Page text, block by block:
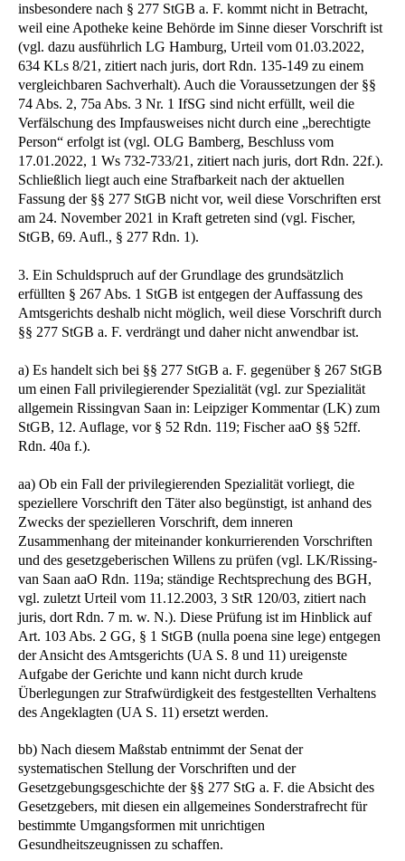
insbesondere nach § 277 StGB a. F. kommt nicht in Betracht,
weil eine Apotheke keine Behörde im Sinne dieser Vorschrift ist
(vgl. dazu ausführlich LG Hamburg, Urteil vom 01.03.2022,
634 KLs 8/21, zitiert nach juris, dort Rdn. 135-149 zu einem
vergleichbaren Sachverhalt). Auch die Voraussetzungen der §§
74 Abs. 2, 75a Abs. 3 Nr. 1 IfSG sind nicht erfüllt, weil die
Verfälschung des Impfausweises nicht durch eine „berechtigte
Person“ erfolgt ist (vgl. OLG Bamberg, Beschluss vom
17.01.2022, 1 Ws 732-733/21, zitiert nach juris, dort Rdn. 22f.).
Schließlich liegt auch eine Strafbarkeit nach der aktuellen
Fassung der §§ 277 StGB nicht vor, weil diese Vorschriften erst
am 24. November 2021 in Kraft getreten sind (vgl. Fischer,
StGB, 69. Aufl., § 277 Rdn. 1).
3. Ein Schuldspruch auf der Grundlage des grundsätzlich
erfüllten § 267 Abs. 1 StGB ist entgegen der Auffassung des
Amtsgerichts deshalb nicht möglich, weil diese Vorschrift durch
§§ 277 StGB a. F. verdrängt und daher nicht anwendbar ist.
a) Es handelt sich bei §§ 277 StGB a. F. gegenüber § 267 StGB
um einen Fall privilegierender Spezialität (vgl. zur Spezialität
allgemein Rissingvan Saan in: Leipziger Kommentar (LK) zum
StGB, 12. Auflage, vor § 52 Rdn. 119; Fischer aaO §§ 52ff.
Rdn. 40a f.).
aa) Ob ein Fall der privilegierenden Spezialität vorliegt, die
speziellere Vorschrift den Täter also begünstigt, ist anhand des
Zwecks der spezielleren Vorschrift, dem inneren
Zusammenhang der miteinander konkurrierenden Vorschriften
und des gesetzgeberischen Willens zu prüfen (vgl. LK/Rissing-
van Saan aaO Rdn. 119a; ständige Rechtsprechung des BGH,
vgl. zuletzt Urteil vom 11.12.2003, 3 StR 120/03, zitiert nach
juris, dort Rdn. 7 m. w. N.). Diese Prüfung ist im Hinblick auf
Art. 103 Abs. 2 GG, § 1 StGB (nulla poena sine lege) entgegen
der Ansicht des Amtsgerichts (UA S. 8 und 11) ureigenste
Aufgabe der Gerichte und kann nicht durch krude
Überlegungen zur Strafwürdigkeit des festgestellten Verhaltens
des Angeklagten (UA S. 11) ersetzt werden.
bb) Nach diesem Maßstab entnimmt der Senat der
systematischen Stellung der Vorschriften und der
Gesetzgebungsgeschichte der §§ 277 StG a. F. die Absicht des
Gesetzgebers, mit diesen ein allgemeines Sonderstrafrecht für
bestimmte Umgangsformen mit unrichtigen
Gesundheitszeugnissen zu schaffen.